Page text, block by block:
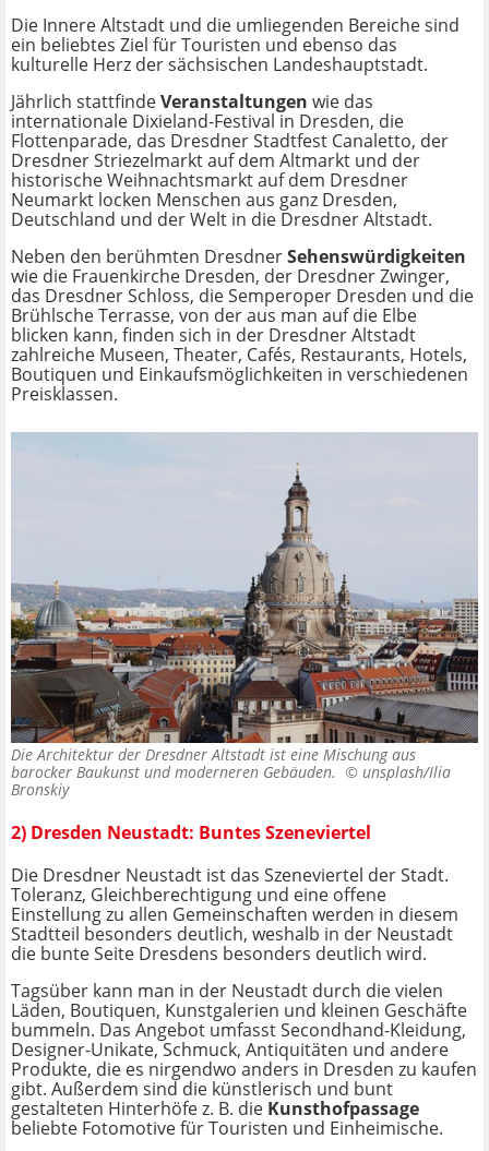
Die Innere Altstadt und die umliegenden Bereiche sind
ein beliebtes Ziel für Touristen und ebenso das
kulturelle Herz der sächsischen Landeshauptstadt.
Jährlich stattfindeVeranstaltungen wie das
internationale Dixieland-Festival in Dresden, die
Flottenparade, das Dresdner Stadtfest Canaletto, der
Dresdner Striezelmarkt auf dem Altmarkt und der
historische Weihnachtsmarkt auf dem Dresdner
Neumarkt locken Menschen aus ganz Dresden,
Deutschland und der Welt in die Dresdner Altstadt.
Neben den berühmten DresdnerSehenswürdigkeiten
wie die Frauenkirche Dresden, der Dresdner Zwinger,
das Dresdner Schloss, die Semperoper Dresden und die
Brühlsche Terrasse, von der aus man auf die Elbe
blicken kann, finden sich in der Dresdner Altstadt
zahlreiche Museen, Theater, Cafés, Restaurants, Hotels,
Boutiquen und Einkaufsmöglichkeiten in verschiedenen
Preisklassen.
Die Architektur der Dresdner Altstadt ist eine Mischung aus
barocker Baukunst und moderneren Gebäuden. © unsplash/Ilia
Bronskiy
2) Dresden Neustadt: Buntes Szeneviertel
Die Dresdner Neustadt ist das Szeneviertel der Stadt.
Toleranz, Gleichberechtigung und eine offene
Einstellung zu allen Gemeinschaften werden in diesem
Stadtteil besonders deutlich, weshalb in der Neustadt
die bunte Seite Dresdens besonders deutlich wird.
Tagsüber kann man in der Neustadt durch die vielen
Läden, Boutiquen, Kunstgalerien und kleinen Geschäfte
bummeln. Das Angebot umfasst Secondhand-Kleidung,
Designer-Unikate, Schmuck, Antiquitäten und andere
Produkte, die es nirgendwo anders in Dresden zu kaufen
gibt. Außerdem sind die künstlerisch und bunt
gestalteten Hinterhöfe z. B. die Kunsthofpassage
beliebte Fotomotive für Touristen und Einheimische.